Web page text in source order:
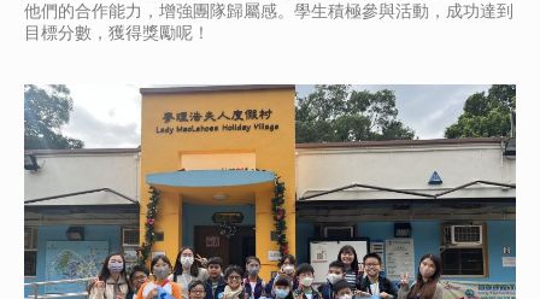
他們的合作能力，增強團隊歸屬感。學生積極參與活動，成功達到
目標分數，獲得獎勵呢！